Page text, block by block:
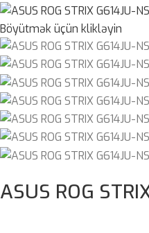
Böyütmək üçün klikləyin
ASUS ROG